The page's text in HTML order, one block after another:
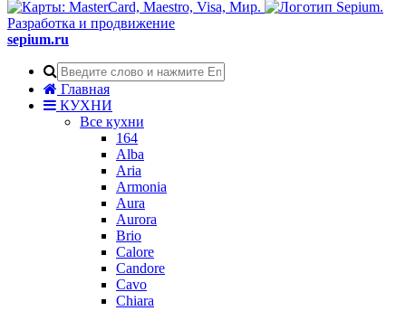
Разработка и продвижение
sepium.ru
Главная
КУХНИ
Все кухни
164
Alba
Aria
Armonia
Aura
Aurora
Brio
Calore
Candore
Cavo
Chiara